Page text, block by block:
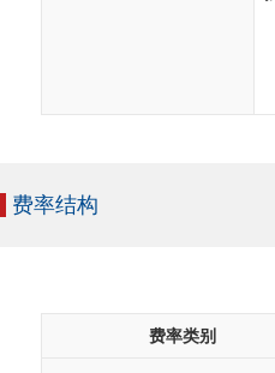
费率结构
费率类别